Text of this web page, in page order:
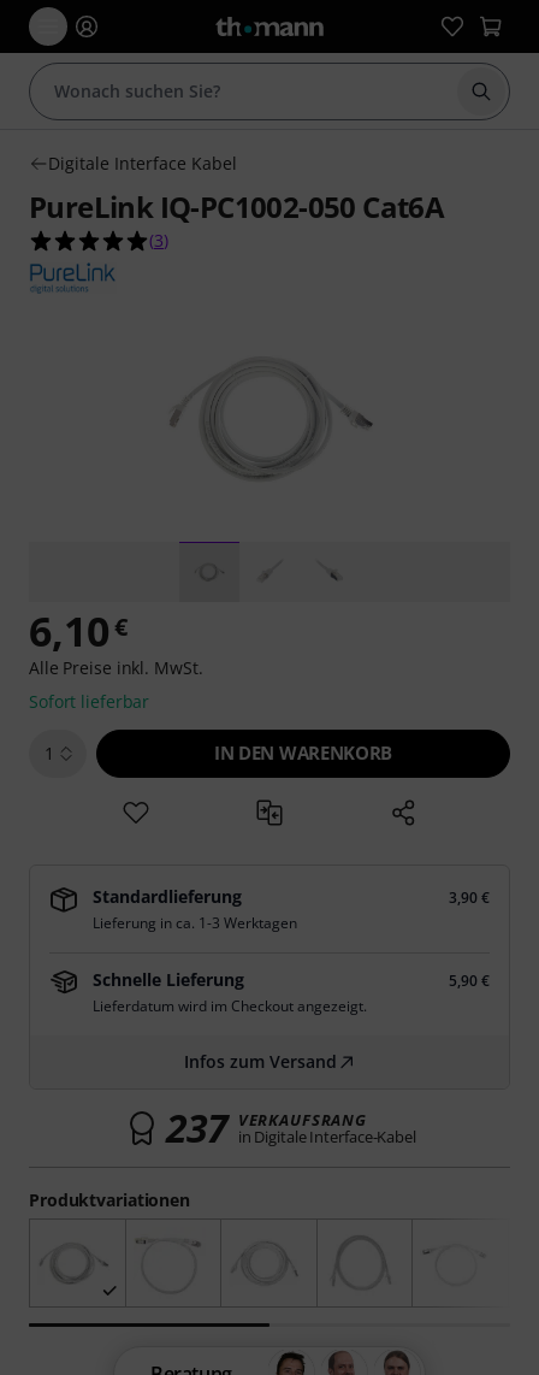
Suche
Digitale Interface Kabel
PureLink IQ-PC1002-050 Cat6A
5.0 von 5 Sternen aus 3 Kundenbewertungen
(3)
Produktvariationen
6,10€
Alle Preise inkl. MwSt.
Sofort lieferbar
1 IN DEN WARENKORB
Standardlieferung
3,90 €
Lieferung in ca. 1-3 Werktagen
Schnelle Lieferung
5,90 €
Lieferdatum wird im Checkout angezeigt.
Infos zum Versand
237 VERKAUFSRANG
in Digitale Interface-Kabel